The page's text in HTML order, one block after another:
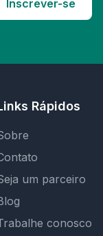
Inscrever-se
Rápidos
um parceiro
conosco